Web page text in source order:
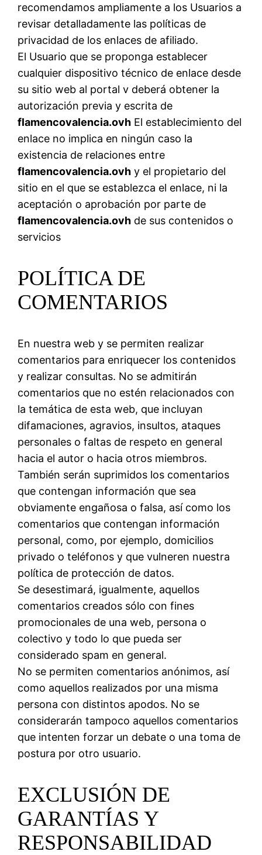
recomendamos ampliamente a los Usuarios a
revisar detalladamente las políticas de
privacidad de los enlaces de afiliado.
El Usuario que se proponga establecer
cualquier dispositivo técnico de enlace desde
su sitio web al portal v deberá obtener la
autorización previa y escrita de
flamencovalencia.ovh El establecimiento del
enlace no implica en ningún caso la
existencia de relaciones entre
flamencovalencia.ovh y el propietario del
sitio en el que se establezca el enlace, ni la
aceptación o aprobación por parte de
flamencovalencia.ovh de sus contenidos o
servicios
POLÍTICA DE
COMENTARIOS
En nuestra web y se permiten realizar
comentarios para enriquecer los contenidos
y realizar consultas. No se admitirán
comentarios que no estén relacionados con
la temática de esta web, que incluyan
difamaciones, agravios, insultos, ataques
personales o faltas de respeto en general
hacia el autor o hacia otros miembros.
También serán suprimidos los comentarios
que contengan información que sea
obviamente engañosa o falsa, así como los
comentarios que contengan información
personal, como, por ejemplo, domicilios
privado o teléfonos y que vulneren nuestra
política de protección de datos.
Se desestimará, igualmente, aquellos
comentarios creados sólo con fines
promocionales de una web, persona o
colectivo y todo lo que pueda ser
considerado spam en general.
No se permiten comentarios anónimos, así
como aquellos realizados por una misma
persona con distintos apodos. No se
considerarán tampoco aquellos comentarios
que intenten forzar un debate o una toma de
postura por otro usuario.
EXCLUSIÓN DE
GARANTÍAS Y
RESPONSABILIDAD